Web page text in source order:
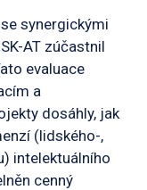
synergickými
AT zúčastnil
evaluace
a
dosáhly, jak
(lidského-,
intelektuálního
cenný